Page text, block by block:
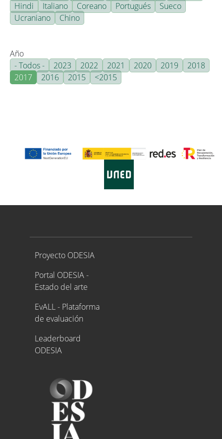
Hindi
Italiano Coreano Portugués
Sueco
Ucraniano
Chino
Año
- Todos -
2023 2022 2021 2020 2019
2018
2017
2016 2015 <2015
Proyecto ODESIA
Proyecto ODESIA
Portal ODESIA -
Estado del arte
EvALL - Plataforma
de evaluación
Leaderboard
ODESIA